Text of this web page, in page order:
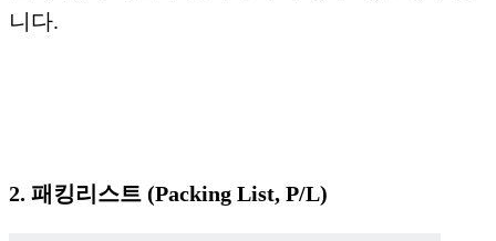
니다.
2. 패킹리스트 (Packing List, P/L)